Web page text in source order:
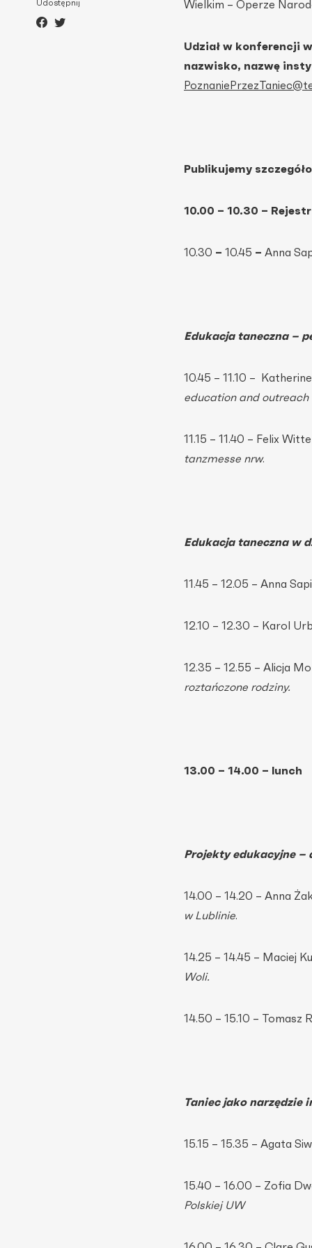
Udostępnij Wielkim – Operze
Udział w konferencji
nazwisko, nazwę
Publikujemy
10.00 – 10.30 –
10.30 – 10.45 – Anna
Edukacja taneczna –
10.45 – 11.10 –
education and outreach
11.15 – 11.40 – Felix
tanzmesse nrw.
Edukacja taneczna w
11.45 – 12.05 – Anna
12.10 – 12.30 – Karol
12.35 – 12.55 – Alicja
roztańczone rodziny.
13.00 – 14.00 – lunch
Projekty edukacyjne –
14.00 – 14.20 – Anna
w Lublinie.
14.25 – 14.45 – Maciej
Woli.
14.50 – 15.10 – Tomasz
Taniec jako narzędzie
15.15 – 15.35 – Agata
15.40 – 16.00 – Zofia
Polskiej UW